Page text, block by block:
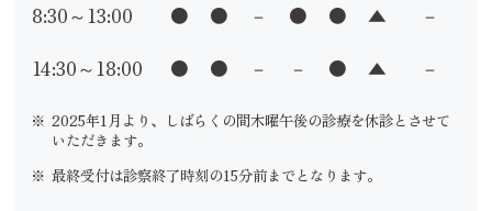
8:30～13:00 ● ● － ● ● ▲
－
14:30～18:00
● ● － － ● ▲ －
2025年1月より、しばらくの間木曜午後の診療を休診とさせて
いただきます。
最終受付は診察終了時刻の15分前までとなります。